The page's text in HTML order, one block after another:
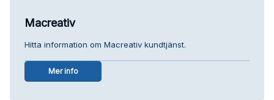
Macreativ
Hitta information om Macreativ kundtjänst.
Mer info